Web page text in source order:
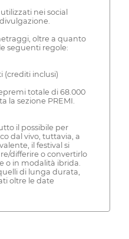
nei social
oltre a quanto
seguenti regole:
(crediti inclusi)
totale di 68.000
la sezione PREMI.
il possibile per
dal vivo, tuttavia, a
il festival si
differire o convertirlo
o in modalità ibrida.
di lunga durata,
oltre le date